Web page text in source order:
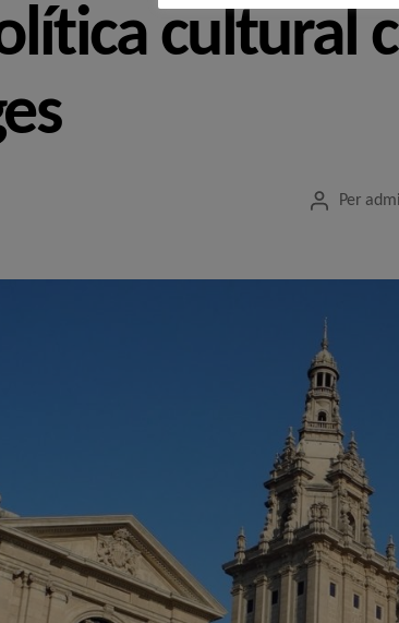
cultural
Autor
Per